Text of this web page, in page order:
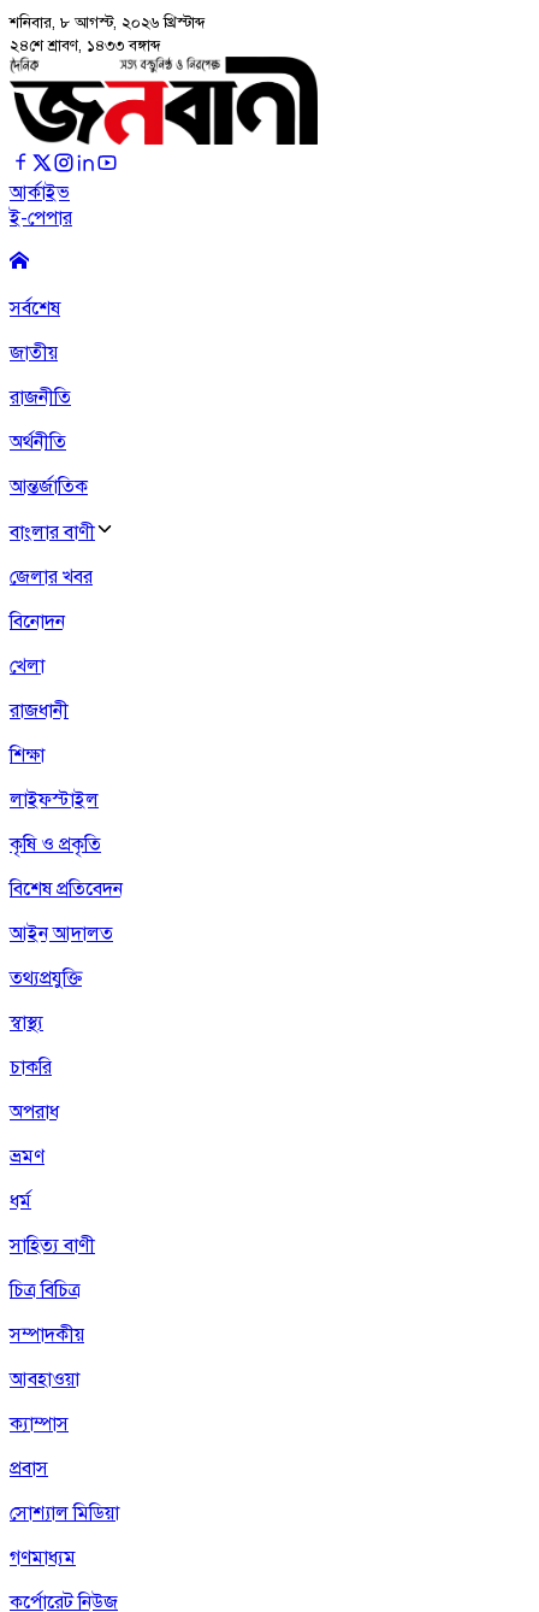
শনিবার, ৮ আগস্ট, ২০২৬ খ্রিস্টাব্দ
২৪শে শ্রাবণ, ১৪৩৩ বঙ্গাব্দ
আর্কাইভ
ই-পেপার
সর্বশেষ
জাতীয়
রাজনীতি
অর্থনীতি
আন্তর্জাতিক
বাংলার বাণী
জেলার খবর
বিনোদন
খেলা
রাজধানী
শিক্ষা
লাইফস্টাইল
কৃষি ও প্রকৃতি
বিশেষ প্রতিবেদন
আইন আদালত
তথ্যপ্রযুক্তি
স্বাস্থ্য
চাকরি
অপরাধ
ভ্রমণ
ধর্ম
সাহিত্য বাণী
চিত্র বিচিত্র
সম্পাদকীয়
আবহাওয়া
ক্যাম্পাস
প্রবাস
সোশ্যাল মিডিয়া
গণমাধ্যম
কর্পোরেট নিউজ